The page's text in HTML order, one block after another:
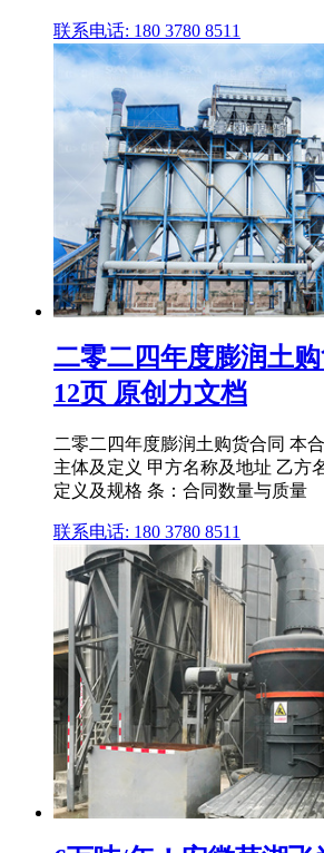
联系电话: 180 3780 8511
二零二四年度膨润土
12页 原创力文档
二零二四年度膨润土购货合同 本
主体及定义 甲方名称及地址 乙方
定义及规格 条：合同数量与质量
联系电话: 180 3780 8511